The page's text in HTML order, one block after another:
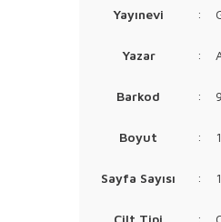
Yayınevi :
Yazar :
Barkod :
Boyut :
Sayfa Sayısı :
Cilt Tipi :